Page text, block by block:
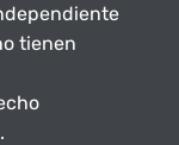
tienen